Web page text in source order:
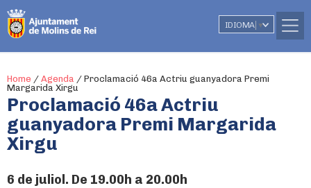
IDIOMA ▼
Home / Agenda / Proclamació 46a Actriu guanyadora Premi
Margarida Xirgu
Proclamació 46a Actriu
guanyadora Premi Margarida
Xirgu
6 de juliol. De 19.00h a 20.00h